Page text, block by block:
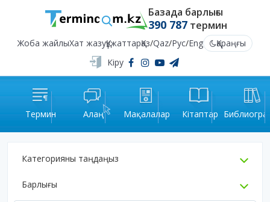
Базада барлығы
390 787термин
Жоба жайлыХат жазуҚұжаттарҚаз/Qaz/Рус/Eng
Қараңғы
Кіру
Термин Алаң Мақалалар Кітаптар
Категорияны таңдаңыз
Барлығы